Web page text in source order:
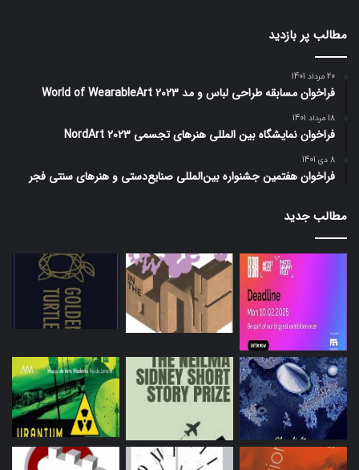
مطالب پر بازدید
20 مرداد 1401
فراخوان مسابقه طراحی لباس و مد World of WearableArt 2023
18 مرداد 1401
فراخوان نمایشگاه بین المللی هنرهای تجسمی NordArt 2023
8 دی 1401
فراخوان هفتمین جشنواره بین‌المللی صنایع‌دستی و هنرهای سنتی فجر
مطالب جدید